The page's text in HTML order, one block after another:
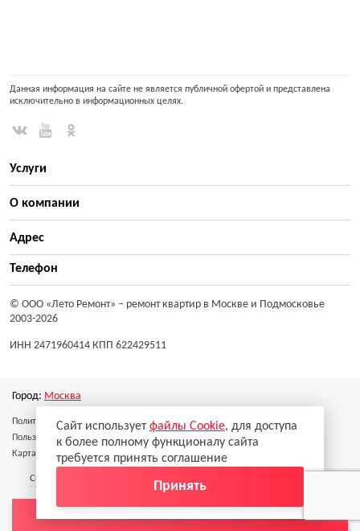
Данная информация на сайте не является публичной офертой и представлена
исключительно в информационных целях.
Услуги
О компании
Адрес
Телефон
© ООО «Лето Ремонт» – ремонт квартир в Москве и Подмосковье
2003-2026
ИНН 2471960414 КПП 622429511
Город: Москва
Политика конфиденциальности
Пользовательское соглашение
Карта сайта
Скачать реквизиты Скачать образец договора
Сайт использует файлы Cookie, для доступа
к более полному функционалу сайта
требуется принять соглашение
Принять